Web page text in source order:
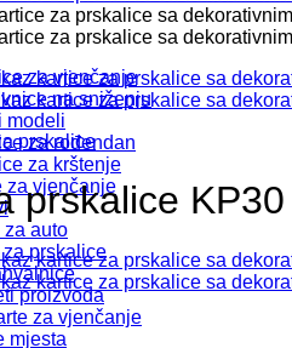
za vjenčanje
na sniženju
modeli
za rođendan
za krštenje
za vjenčanje
za auto
za prskalice
proizvoda
za vjenčanje
mjesta
prskalice
prskalice KP30